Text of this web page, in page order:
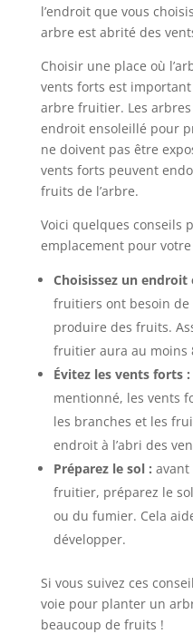
l’endroit que vous
arbre est abrité des
Choisir une place où
vents forts est
arbre fruitier. Les
endroit ensoleillé pour
ne doivent pas être
vents forts peuvent
fruits de l’arbre.
Voici quelques conseils
emplacement pour
Choisissez un endroit
fruitiers ont besoin
produire des fruits.
fruitier aura au moins
Évitez les vents forts :
mentionné, les vents
les branches et les
endroit à l’abri des
Préparez le sol :
fruitier, préparez le
ou du fumier. Cela
développer.
Si vous suivez ces
voie pour planter un
beaucoup de fruits !